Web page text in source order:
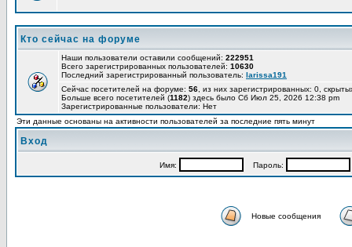
Кто сейчас на форуме
Наши пользователи оставили сообщений: 222951
Всего зарегистрированных пользователей: 10630
Последний зарегистрированный пользователь: larissa191
Сейчас посетителей на форуме: 56 , из них зарегистрированных: 0,
Больше всего посетителей (1182) здесь было Сб Июл 25, 2026 12:38 pm
Зарегистрированные пользователи: Нет
Эти данные основаны на активности пользователей за последние пять минут
Вход
Имя: Пароль:
Новые сообщения